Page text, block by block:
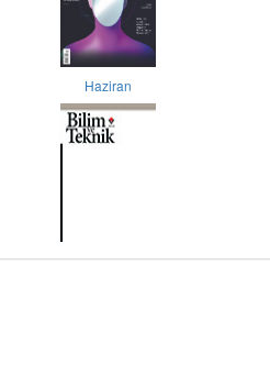
Haziran